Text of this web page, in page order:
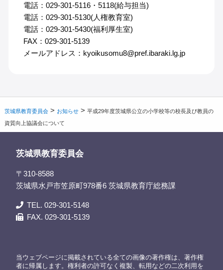
電話：029-301-5116・5118(給与担当)
電話：029-301-5130(人権教育室)
電話：029-301-5430(福利厚生室)
FAX：029-301-5139
メールアドレス：kyoikusomu8@pref.ibaraki.lg.jp
茨城県教育委員会 > お知らせ >平成29年度茨城県公立の小学校等の校長及び教員の
資質向上協議会について
茨城県教育委員会
〒310-8588
茨城県水戸市笠原町978番6 茨城県教育庁総務課
TEL. 029-301-5148
FAX. 029-301-5139
当ウェブページに掲載されている全ての画像の著作権は、著作権
者に帰属します。権利者の許可なく複製、転用などの二次利用を